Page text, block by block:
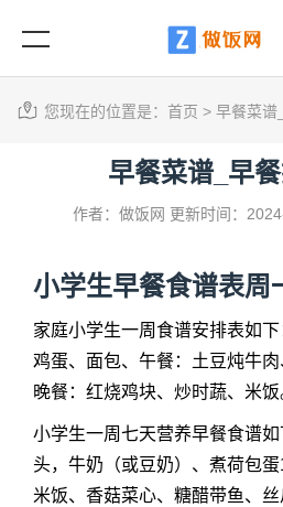
您现在的位置是： 首页 > 早餐菜谱
早餐菜谱_早
作者：做饭网 更新时间：
小学生早餐食谱表周
家庭小学生一周食谱安排表如下
鸡蛋、面包、午餐：土豆炖牛肉
晚餐：红烧鸡块、炒时蔬、米饭
小学生一周七天营养早餐食谱
头，牛奶（或豆奶）、煮荷包蛋
米饭、香菇菜心、糖醋带鱼、丝